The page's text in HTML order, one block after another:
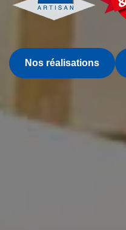
Nos réalisations